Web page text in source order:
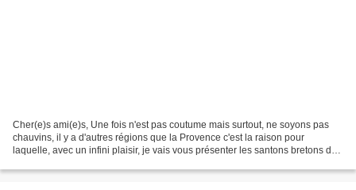
Cher(e)s ami(e)s, Une fois n'est pas coutume mais surtout, ne soyons pas
chauvins, il y a d'autres régions que la Provence c'est la raison pour
laquelle, avec un infini plaisir, je vais vous présenter les santons bretons de